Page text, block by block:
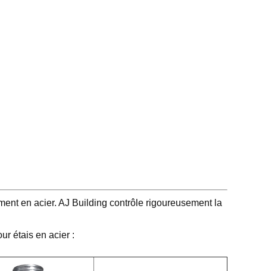
en acier. AJ Building contrôle rigoureusement la
étais en acier :